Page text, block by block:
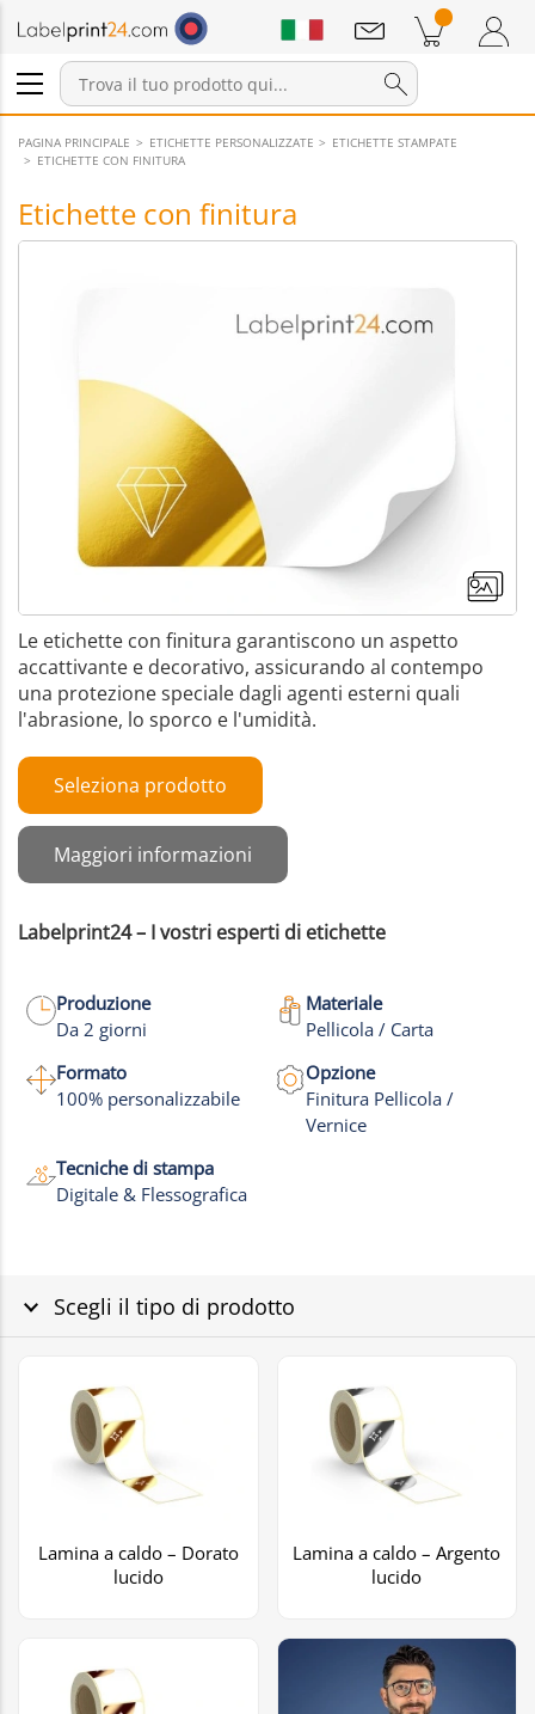
Accedi / Registrati
Prodotti nel carrello
Annunci
PAGINA PRINCIPALE ETICHETTE PERSONALIZZATE
ETICHETTE STAMPATE
ETICHETTE CON FINITURA
Etichette con finitura
Le etichette con finitura garantiscono un aspetto
accattivante e decorativo, assicurando al contempo
una protezione speciale dagli agenti esterni quali
l'abrasione, lo sporco e l'umidità.
Seleziona prodotto
Maggiori informazioni
Labelprint24 – I vostri esperti di etichette
Produzione
Da 2 giorni
Materiale
Pellicola / Carta
Formato
100% personalizzabile
Opzione
Finitura Pellicola /
Vernice
Tecniche di stampa
Digitale & Flessografica
Scegli il tipo di prodotto
Lamina a caldo – Dorato
lucido
Lamina a caldo – Argento
lucido